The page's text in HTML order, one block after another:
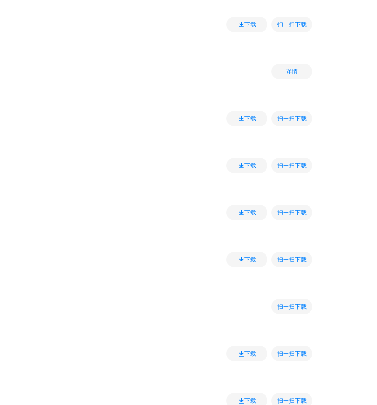
下载 扫一扫下载
详情
下载 扫一扫下载
下载 扫一扫下载
下载 扫一扫下载
下载 扫一扫下载
扫一扫下载
下载 扫一扫下载
下载 扫一扫下载